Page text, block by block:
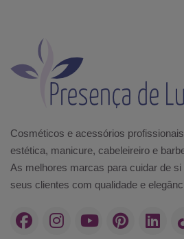
Cosméticos e acessórios
estética, manicure, cabeleireiro e
As melhores marcas para cuidar de si
seus clientes com qualidade e